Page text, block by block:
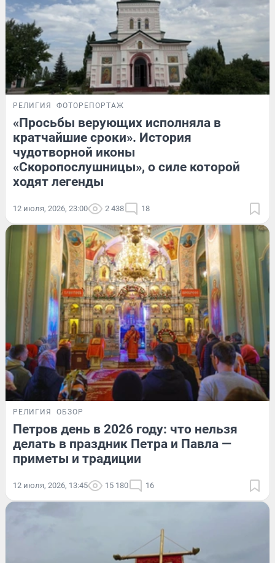
РЕЛИГИЯ ФОТОРЕПОРТАЖ
«Просьбы верующих исполняла в
кратчайшие сроки». История
чудотворной иконы
«Скоропослушницы», о силе которой
ходят легенды
12 июля, 2026, 23:00 2 438 18
РЕЛИГИЯ ОБЗОР
Петров день в 2026 году: что нельзя
делать в праздник Петра и Павла —
приметы и традиции
12 июля, 2026, 13:45 15 180 16